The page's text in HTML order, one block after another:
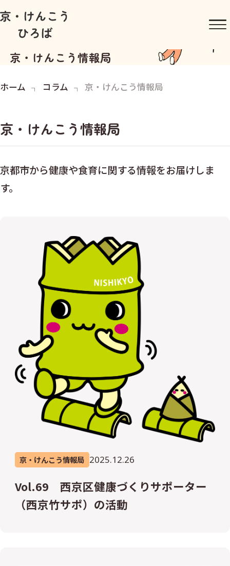
京・けんこう情報局
ホーム コラム 京・けんこう情報局
京・けんこう情報局
京都市から健康や食育に関する情報をお届けしま
す。
京・けんこう情報局 2025.12.26
Vol.69 西京区健康づくりサポーター
（西京竹サポ）の活動